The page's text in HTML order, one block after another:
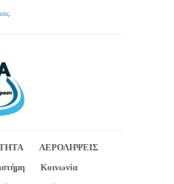
ΑΕΡΟΛΗΨΕΙΣ
Κοινωνία